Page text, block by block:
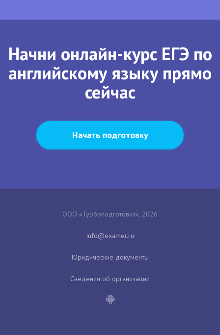
Начни онлайн-курс ЕГЭ по
английскому языку прямо
сейчас
Начать подготовку
ООО «Турбоподготовка», 2026
Юридические документы
Сведения об организации